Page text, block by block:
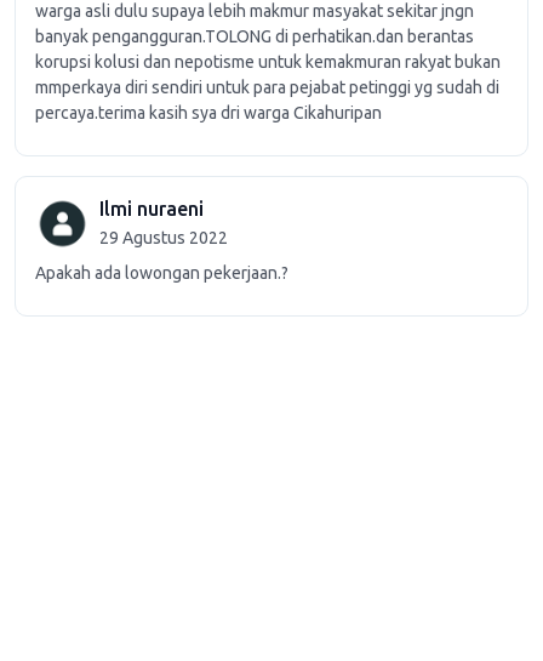
warga asli dulu supaya lebih makmur masyakat sekitar jngn
banyak pengangguran.TOLONG di perhatikan.dan berantas
korupsi kolusi dan nepotisme untuk kemakmuran rakyat bukan
mmperkaya diri sendiri untuk para pejabat petinggi yg sudah di
percaya.terima kasih sya dri warga Cikahuripan
Ilmi nuraeni
29 Agustus 2022
Apakah ada lowongan pekerjaan.?